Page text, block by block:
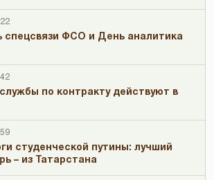
спецсвязи ФСО и День аналитика
по контракту действуют в
студенческой путины: лучший
– из Татарстана